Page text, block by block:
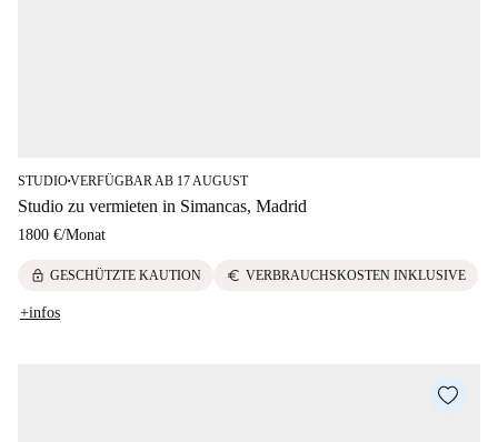
STUDIO■VERFÜGBAR AB 17 AUGUST
Studio zu vermieten in Simancas, Madrid
1800 €/Monat
lock GESCHÜTZTE KAUTION euro VERBRAUCHSKOSTEN INKLUSIVE
+infos